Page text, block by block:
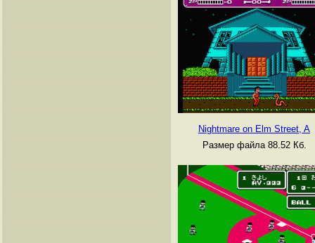
Nightmare on Elm Street, A
Размер файла 88.52 Кб.